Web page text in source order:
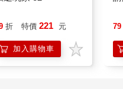
折 特價 221 元
加入購物車
79